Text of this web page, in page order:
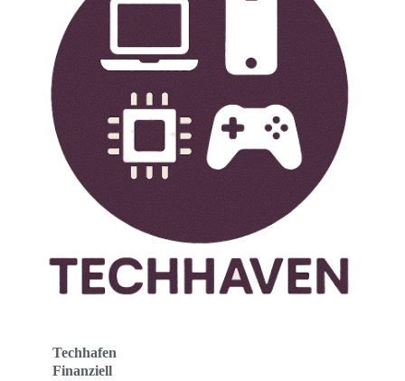
Techhafen
Finanziell